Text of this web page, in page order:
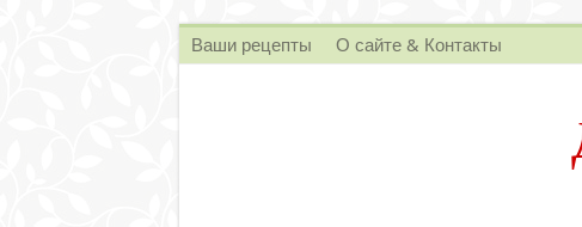
Ваши рецепты О сайте & Контакты